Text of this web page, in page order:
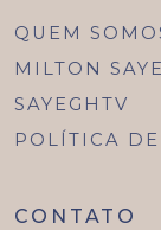
QUEM
MILTON
SAYEGHTV
POLÍTICA
CONTATO